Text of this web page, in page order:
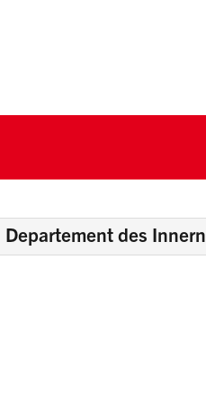
Departement des Innern